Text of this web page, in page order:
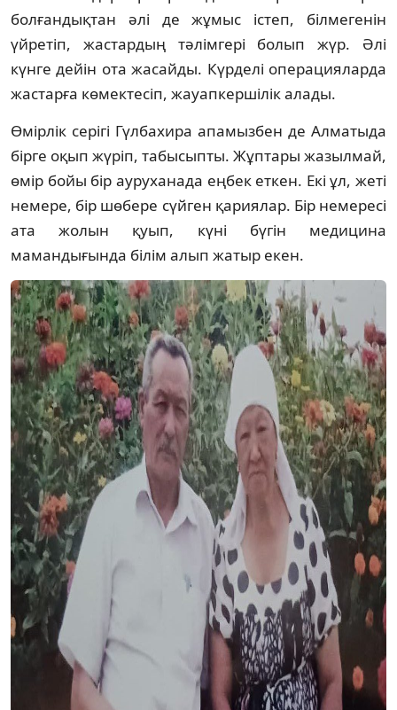
болғандықтан әлі де жұмыс істеп, білмегенін
үйретіп, жастардың тәлімгері болып жүр. Әлі
күнге дейін ота жасайды. Күрделі операцияларда
жастарға көмектесіп, жауапкершілік алады.
Өмірлік серігі Гүлбахира апамызбен де Алматыда
бірге оқып жүріп, табысыпты. Жұптары жазылмай,
өмір бойы бір ауруханада еңбек еткен. Екі ұл, жеті
немере, бір шөбере сүйген қариялар. Бір немересі
ата жолын қуып, күні бүгін медицина
мамандығында білім алып жатыр екен.